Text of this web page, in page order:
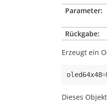
Parameter:
Rückgabe:
Erzeugt ein
oled64x48=
Dieses